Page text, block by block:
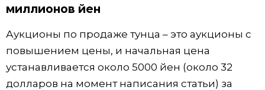
миллионов йен
Аукционы по продаже тунца – это аукционы с
повышением цены, и начальная цена
устанавливается около 5000 йен (около 32
долларов на момент написания статьи) за